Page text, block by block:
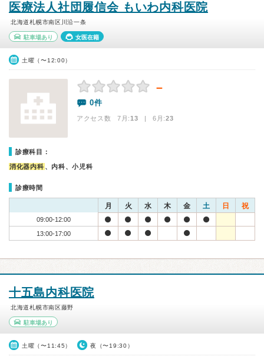
医療法人社団履信会 もいわ内科医院
北海道札幌市南区川沿一条
駐車場あり 女医在籍
土曜（〜12:00）
－
0件
アクセス数 7月:13 | 6月:23
診療科目：
消化器内科 、内科、小児科
診療時間
月 火 水 木 金 土 日 祝
09:00-12:00
13:00-17:00
十五島内科医院
北海道札幌市南区藤野
駐車場あり
土曜（〜11:45） 夜（〜19:30）